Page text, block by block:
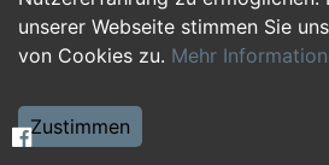
unserer Webseite stimmen Sie
von Cookies zu. Mehr
Zustimmen
Hilfskräfte, Aushilfs- und
Weiterbildung, Studium, duale